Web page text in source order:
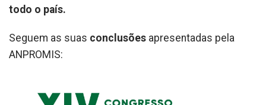
todo o país.
Seguem as suas conclusões apresentadas pela
ANPROMIS: